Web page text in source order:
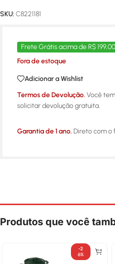
SKU: C8221181
Frete Grátis acima de R$ 199,00
Fora de estoque
Adicionar a Wishlist
Termos de Devolução. Você
solicitar devolução gratuita.
Garantia de 1 ano. Direto com o
Produtos que você
-2
6%